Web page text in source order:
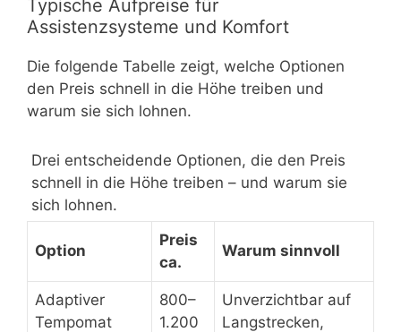
Typische Aufpreise für
Assistenzsysteme und Komfort
Die folgende Tabelle zeigt, welche Optionen
den Preis schnell in die Höhe treiben und
warum sie sich lohnen.
Drei entscheidende Optionen, die den Preis
schnell in die Höhe treiben – und warum sie
sich lohnen.
Option
Preis
ca.
Warum sinnvoll
Adaptiver
Tempomat
800–
1.200
Unverzichtbar auf
Langstrecken,